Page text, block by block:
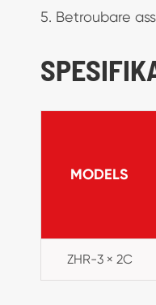
5. Betroubare
MODELS
ZHR-3 × 2C